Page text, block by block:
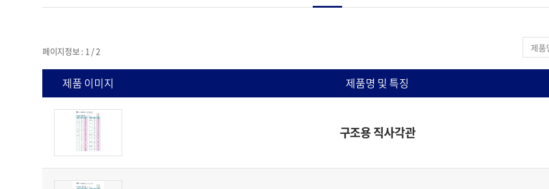
페이지정보 : 1 / 2
제품 이미지 제품명 및 특징
구조용 직사각관